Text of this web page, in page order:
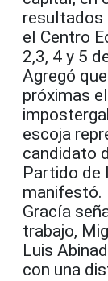
resultados
el Centro
2,3, 4 y 5
Agregó
próximas
escoja
candidato
Partido de
manifestó.
Gracía
trabajo,
Luis
con una